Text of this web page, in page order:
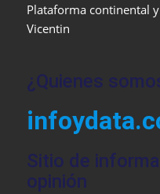
Plataforma continental
Vicentin
¿Quienes
Sitio de
opinión